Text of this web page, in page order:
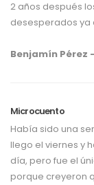
2 años después
desesperados ya
Benjamín Pérez
Microcuento
Había sido una
llego el viernes y
día, pero fue el
porque creyeron